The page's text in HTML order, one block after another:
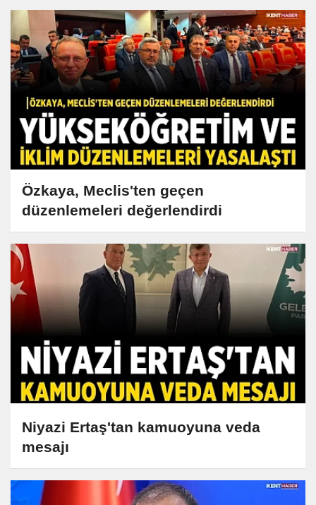
Özkaya, Meclis'ten geçen
düzenlemeleri değerlendirdi
Niyazi Ertaş'tan kamuoyuna veda
mesajı